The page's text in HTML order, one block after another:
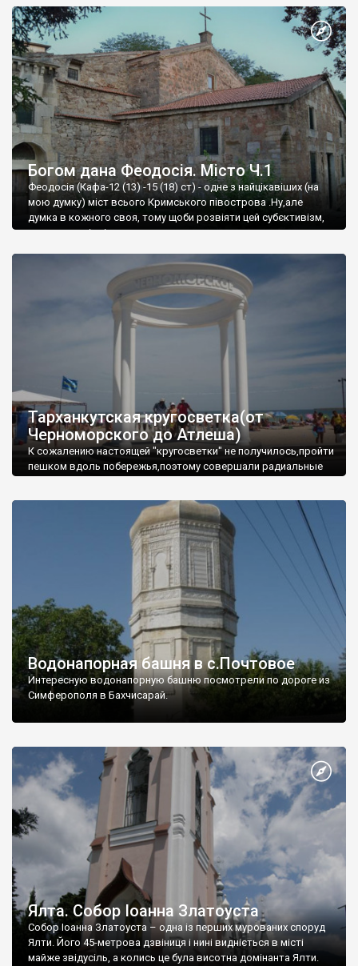
Богом дана Феодосія. Місто Ч.1
Феодосія (Кафа-12 (13) -15 (18) ст) - одне з найцікавіших (на
мою думку) міст всього Кримського півострова .Ну,але
думка в кожного своя, тому щоби розвіяти цей субєктивізм,
запрошую відвідати це
Тарханкутская кругосветка(от
Черноморского до Атлеша)
К сожалению настоящей "кругосветки" не получилось,пройти
пешком вдоль побережья,поэтому совершали радиальные
Водонапорная башня в с.Почтовое
Интересную водонапорную башню посмотрели по дороге из
Симферополя в Бахчисарай.
Ялта. Собор Іоанна Златоуста
Собор Іоанна Златоуста – одна із перших мурованих споруд
Ялти. Його 45-метрова дзвіниця і нині видніється в місті
майже звідусіль, а колись це була висотна домінанта Ялти.